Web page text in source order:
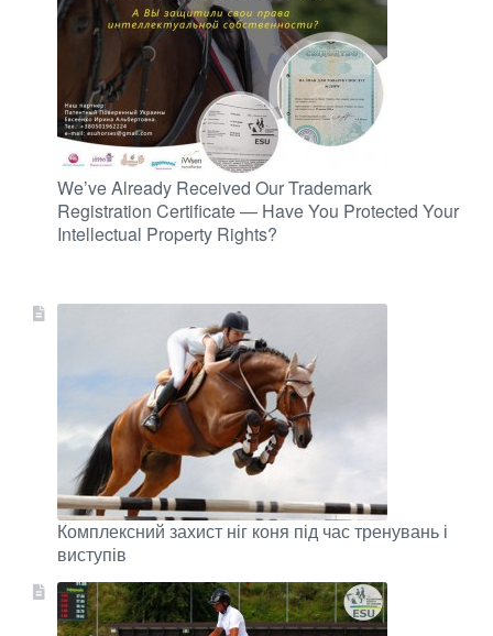
We’ve Already Received Our Trademark
Registration Certificate — Have You Protected Your
Intellectual Property Rights?
Комплексний захист ніг коня під час тренувань і
виступів